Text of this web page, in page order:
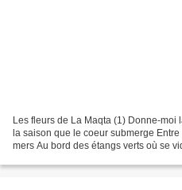
Les fleurs de La Maqta (1) Donne-
la saison que le coeur submerge
mers Au bord des étangs verts où se